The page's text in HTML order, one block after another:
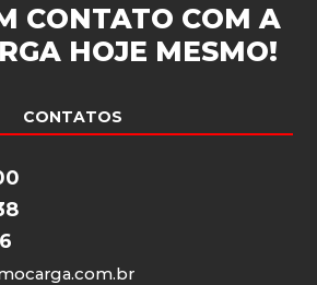
CONTATO COM A
HOJE MESMO!
CONTATOS